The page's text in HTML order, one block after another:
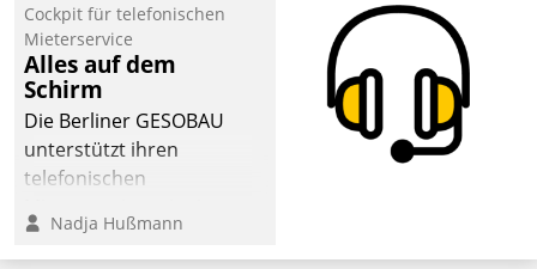
der
Wohnungswirtschaft“.
Bewerben können sich
dafür ein Team
bestehend aus
Wohnungsunternehmen
und PropTech.
Cockpit für telefonischen
Mieterservice
Alles auf dem
Schirm
Die Berliner GESOBAU
unterstützt ihren
telefonischen
digitalen Cockpit, das
Nadja Hußmann